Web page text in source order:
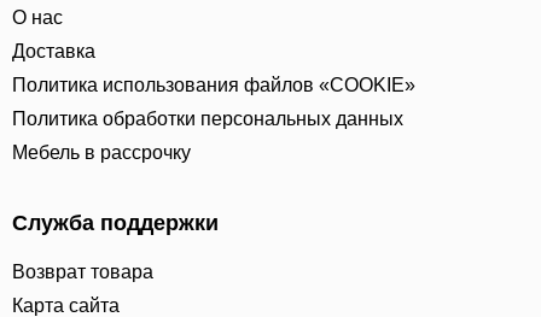
О нас
Доставка
Политика использования файлов «COOKIE»
Политика обработки персональных данных
Мебель в рассрочку
Служба поддержки
Возврат товара
Карта сайта